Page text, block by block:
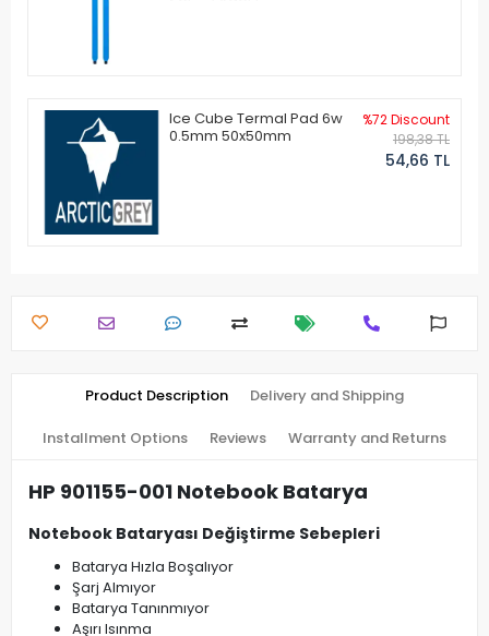
Ice Cube Termal Pad 6w
0.5mm 50x50mm
%72 Discount
198,38 TL
54,66 TL
Product Description Delivery and Shipping
Installment Options Reviews Warranty and Returns
HP 901155-001 Notebook Batarya
Notebook Bataryası Değiştirme Sebepleri
Batarya Hızla Boşalıyor
Şarj Almıyor
Batarya Tanınmıyor
Aşırı Isınma